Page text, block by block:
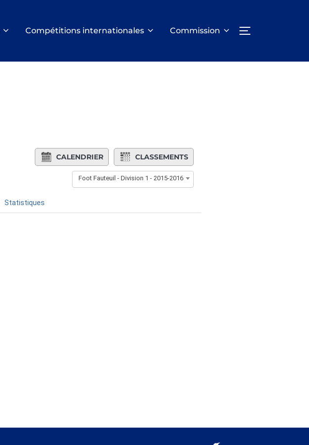
Compétitions internationales Commission PERMUTER
CALENDRIER CLASSEMENTS
Foot Fauteuil - Division 1 - 2015-2016
Statistiques